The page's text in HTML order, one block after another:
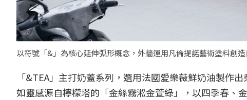
以符號「&」為核心延伸弧形概念，外牆運用凡倫提諾藝術塗料創
「&TEA」主打奶蓋系列，選用法國愛樂薇鮮奶油製作
如靈感源自檸檬塔的「金絲霧淞金萱綠」，以四季春、